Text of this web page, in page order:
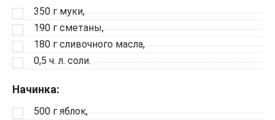
350 г муки,
190 г сметаны,
180 г сливочного масла,
0,5 ч. л. соли.
Начинка:
500 г яблок,